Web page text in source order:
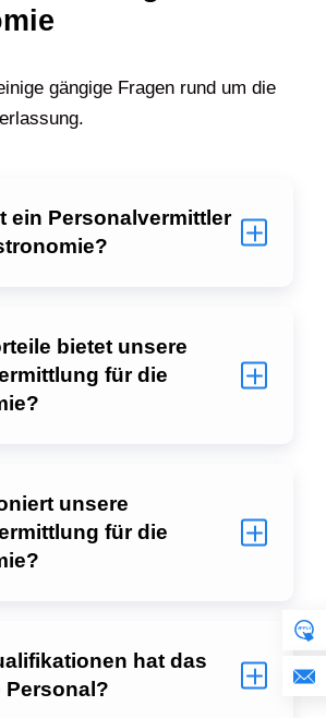
gängige Fragen rund um die
ein Personalvermittler
bietet unsere
für die
unsere
für die
hat das
Personal?